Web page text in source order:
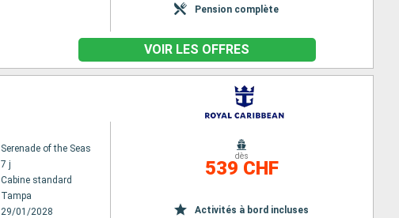
Pension complète
VOIR LES OFFRES
Serenade of the Seas
7 j
Cabine standard
Tampa
29/01/2028
dès
539 CHF
Activités à bord incluses